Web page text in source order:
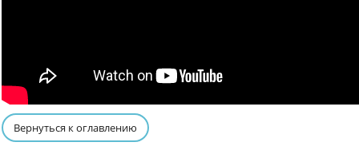
Вернуться к оглавлению